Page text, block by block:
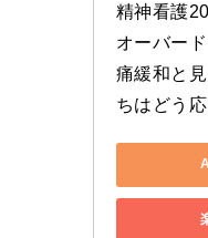
精神看護
オーバー
痛緩和と
ちはどう